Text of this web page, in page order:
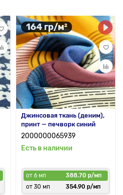
164 гр/м²
Джинсовая ткань (деним),
принт — печворк синий
2000000065939
Есть в наличии
от 6 мп
388.70 р/мп
от 30 мп
354.90 р/мп